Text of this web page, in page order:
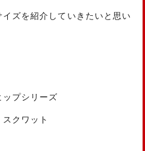
ズを紹介していきたいと思い
プシリーズ
クワット